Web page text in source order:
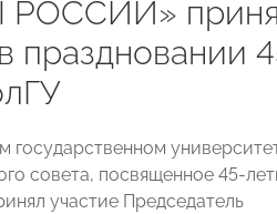
праздновании
государственном
совета, посвященное 45-
участие Председатель